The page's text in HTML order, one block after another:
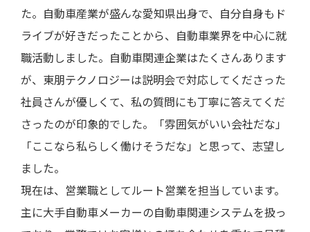
た。自動車産業が盛んな愛知県出身で、自分自身もド
ライブが好きだったことから、自動車業界を中心に就
職活動しました。自動車関連企業はたくさんあります
が、東朋テクノロジーは説明会で対応してくださった
社員さんが優しくて、私の質問にも丁寧に答えてくだ
さったのが印象的でした。「雰囲気がいい会社だな」
「ここなら私らしく働けそうだな」と思って、志望し
ました。
現在は、営業職としてルート営業を担当しています。
主に大手自動車メーカーの自動車関連システムを扱っ